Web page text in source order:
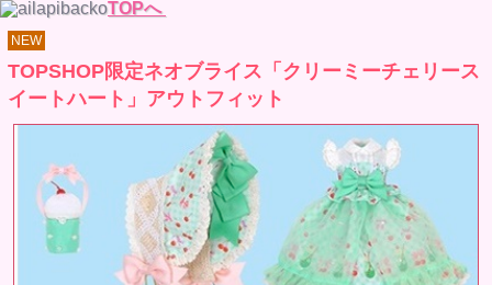
TOPへ
NEW
TOPSHOP限定ネオブライス「クリーミーチェリース
イートハート」アウトフィット